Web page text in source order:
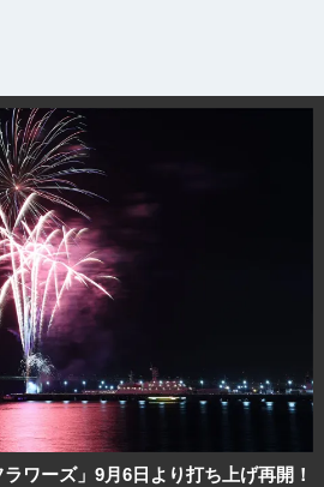
ワーズ」9月6日より打ち上げ再開！